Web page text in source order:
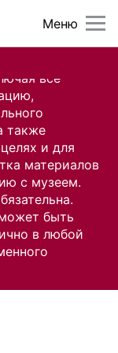
все
также
и для
материалов
с музеем.
быть
в любой
Меню